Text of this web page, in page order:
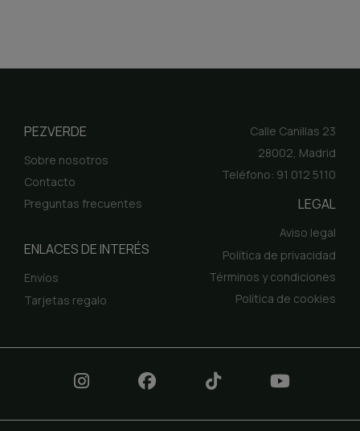
PEZVERDE
Sobre nosotros
Contacto
Preguntas frecuentes
ENLACES DE INTERÉS
Envíos
Tarjetas regalo
Calle Canillas 23
28002, Madrid
Teléfono: 91 012 5110
LEGAL
Aviso legal
Política de privacidad
Términos y condiciones
Política de cookies